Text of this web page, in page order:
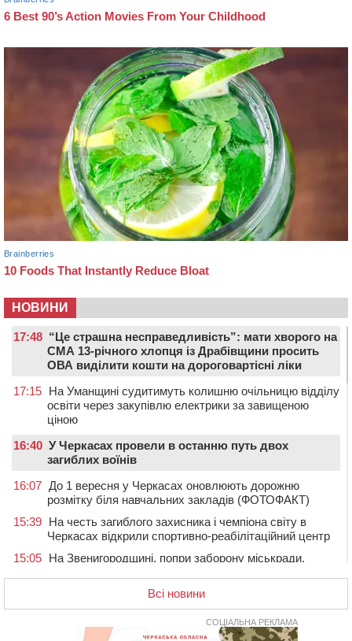
НОВИНИ
17:48 “Це страшна несправедливість”: мати хворого на
СМА 13-річного хлопця із Драбівщини просить
ОВА виділити кошти на дороговартісні ліки
17:15
На Уманщині судитимуть колишню очільницю відділу
освіти через закупівлю електрики за завищеною
ціною
16:40 У Черкасах провели в останню путь двох
загиблих воїнів
16:07 До 1 вересня у Черкасах оновлюють дорожню
розмітку біля навчальних закладів (ФОТОФАКТ)
15:39
На честь загиблого захисника і чемпіона світу в
Черкасах відкрили спортивно-реабілітаційний центр
15:05
На Звенигородщині, попри заборону міськради,
У Каневі аномальна спека призвела до перебоїв у
роботі електромереж та комунальних служб
На Черкащині намолотили перший мільйон тонн
Всі новини
СОЦІАЛЬНА РЕКЛАМА